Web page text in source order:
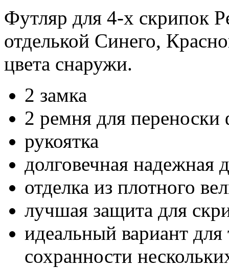
Футляр для 4-х скрипок
отделькой Синего,
цвета снаружи.
2 замка
2 ремня для переноски
рукоятка
долговечная надежная
отделка из плотного
лучшая защита для
идеальный вариант
сохранности